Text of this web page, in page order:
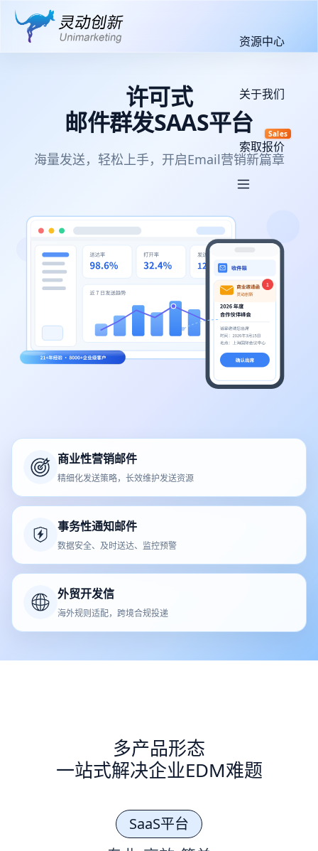
资源中心
关于我们
索取报价
Sales
许可式
邮件群发SAAS平台
海量发送，轻松上手，开启Email营销新篇章
商业性营销邮件
精细化发送策略，长效维护发送资源
事务性通知邮件
数据安全、及时送达、监控预警
外贸开发信
海外规则适配，跨境合规投递
多产品形态
一站式解决企业EDM难题
SaaS平台